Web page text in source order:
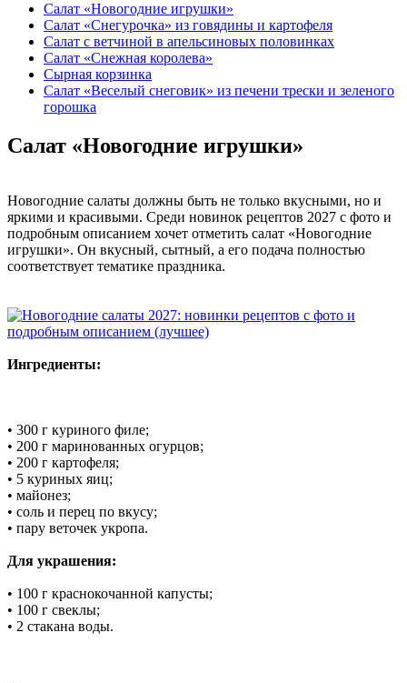
Салат «Новогодние игрушки»
Салат «Снегурочка» из говядины и картофеля
Салат с ветчиной в апельсиновых половинках
Салат «Снежная королева»
Сырная корзинка
Салат «Веселый снеговик» из печени трески и зеленого
горошка
Салат «Новогодние игрушки»
Новогодние салаты должны быть не только вкусными, но и
яркими и красивыми. Среди новинок рецептов 2027 с фото и
подробным описанием хочет отметить салат «Новогодние
игрушки». Он вкусный, сытный, а его подача полностью
соответствует тематике праздника.
Ингредиенты:
• 300 г куриного филе;
• 200 г маринованных огурцов;
• 200 г картофеля;
• 5 куриных яиц;
• майонез;
• соль и перец по вкусу;
• пару веточек укропа.
Для украшения:
• 100 г краснокочанной капусты;
• 100 г свеклы;
• 2 стакана воды.